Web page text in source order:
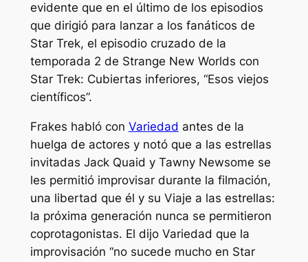
evidente que en el último de los episodios
que dirigió para lanzar a los fanáticos de
Star Trek, el episodio cruzado de la
temporada 2 de Strange New Worlds con
Star Trek: Cubiertas inferiores, “Esos viejos
científicos”.
Frakes habló con Variedad antes de la
huelga de actores y notó que a las estrellas
invitadas Jack Quaid y Tawny Newsome se
les permitió improvisar durante la filmación,
una libertad que él y su Viaje a las estrellas:
la próxima generación nunca se permitieron
coprotagonistas. El dijo Variedad que la
improvisación “no sucede mucho en Star